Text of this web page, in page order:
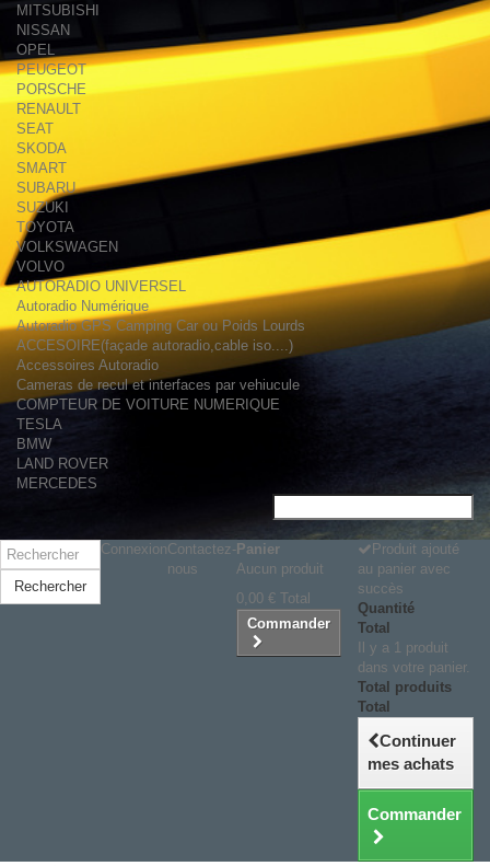
MITSUBISHI
NISSAN
OPEL
PEUGEOT
PORSCHE
RENAULT
SEAT
SKODA
SMART
SUBARU
SUZUKI
TOYOTA
VOLKSWAGEN
VOLVO
AUTORADIO UNIVERSEL
Autoradio Numérique
Autoradio GPS Camping Car ou Poids Lourds
ACCESOIRE(façade autoradio,cable iso....)
Accessoires Autoradio
Cameras de recul et interfaces par vehiucule
COMPTEUR DE VOITURE NUMERIQUE
TESLA
BMW
LAND ROVER
MERCEDES
Rechercher
ConnexionContactez-
nous
Panier
Aucun produit
0,00 € Total
Commander
Produit ajouté
au panier avec
succès
Quantité
Total
Il y a 1 produit
dans votre panier.
Total produits
Total
Continuer
mes achats
Commander